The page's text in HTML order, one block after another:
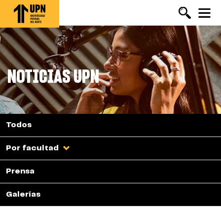
Pasar
contenido
principal
NOTICIAS UPN
Todos
Por facultad
Prensa
Galerías